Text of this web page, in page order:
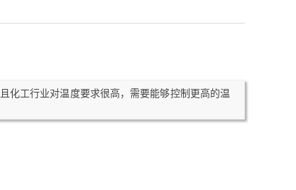
化工行业对温度要求很高，需要能够控制更高的温